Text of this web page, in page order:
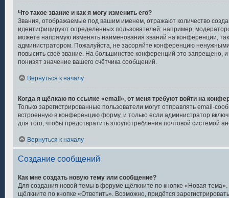
Что такое звание и как я могу изменить его?
Звания, отображаемые под вашим именем, отражают количество
идентифицируют определённых пользователей: например,
можете напрямую изменять наименования званий на конференции,
администратором. Пожалуйста, не засоряйте конференцию
повысить своё звание. На большинстве конференций это запрещено,
понизят значение вашего счётчика сообщений.
Вернуться к началу
Когда я щёлкаю по ссылке «email», от меня требуют войти на
Только зарегистрированные пользователи могут отправлять email-
встроенную в конференцию форму, и только если администратор
для того, чтобы предотвратить злоупотребления почтовой системой
Вернуться к началу
Создание сообщений
Как мне создать новую тему или сообщение?
Для создания новой темы в форуме щёлкните по кнопке «Новая
щёлкните по кнопке «Ответить». Возможно, придётся